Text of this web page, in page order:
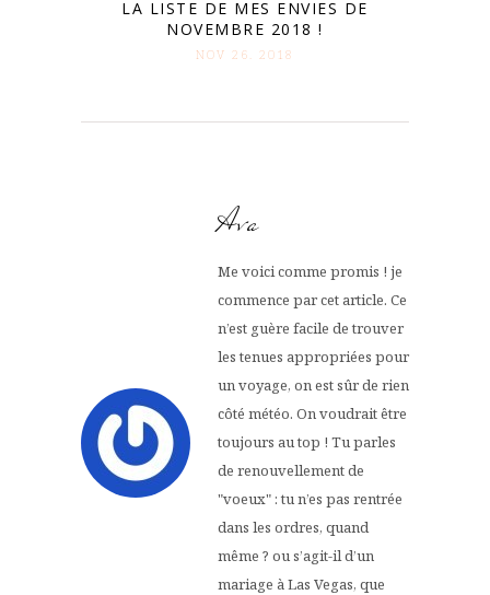
LA LISTE DE MES ENVIES DE
NOVEMBRE 2018 !
NOV 26. 2018
Ava
Me voici comme promis ! je
commence par cet article. Ce
n’est guère facile de trouver
les tenues appropriées pour
un voyage, on est sûr de rien
côté météo. On voudrait être
toujours au top ! Tu parles
de renouvellement de
"voeux" : tu n’es pas rentrée
dans les ordres, quand
même ? ou s’agit-il d’un
mariage à Las Vegas, que